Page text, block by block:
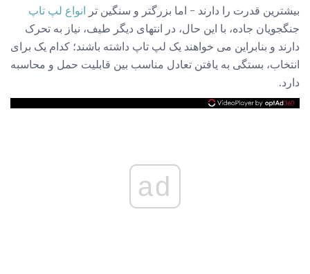
بیشترین قدرت را دارند - اما بزرگتر و سنگین تر انواع لپ تاپ
جنگجویان جاده، با این حال، در انتهای دیگر طیف، نیاز به تحرک
دارند و بنابراین می خواهند یک لپ تاپ داشته باشند؛ کدام یک برای
انتخاب، بستگی به یافتن تعادل مناسب بین قابلیت حمل و محاسبه
دارد.
ad